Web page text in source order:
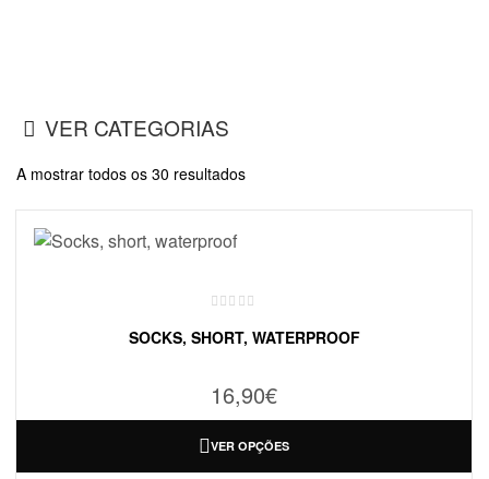
VER CATEGORIAS
A mostrar todos os 30 resultados
SOCKS, SHORT, WATERPROOF
16,90€
VER OPÇÕES